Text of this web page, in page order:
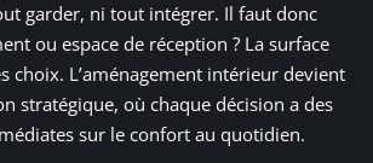
garder, ni tout intégrer. Il faut donc
ou espace de réception ? La surface
choix. L’aménagement intérieur devient
stratégique, où chaque décision a des
sur le confort au quotidien.